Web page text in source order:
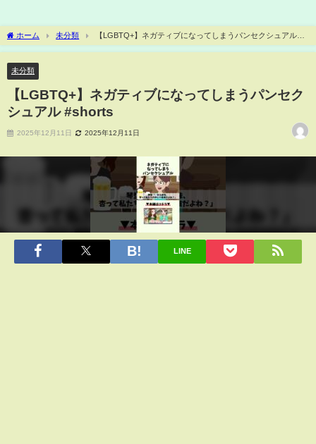
ホーム 未分類
【LGBTQ+】ネガティブになってしまうパンセクシュアル
#shorts
未分類
【LGBTQ+】ネガティブになってしまうパンセク
シュアル #shorts
2025年12月11日 2025年12月11日
LINE